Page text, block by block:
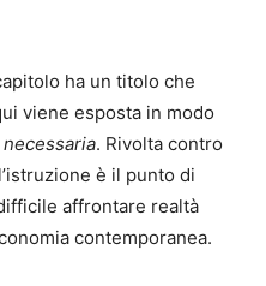
ha un titolo che
viene esposta in modo
. Rivolta contro
è il punto di
affrontare realtà
contemporanea.